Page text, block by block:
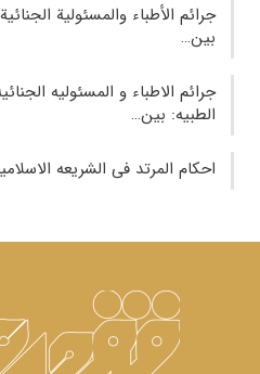
جرائم الأطباء والمسئولیة
بین…
جرائم الاطباء و المسئولیه
الطبیه: بین…
احکام المرتد فی الشریعه